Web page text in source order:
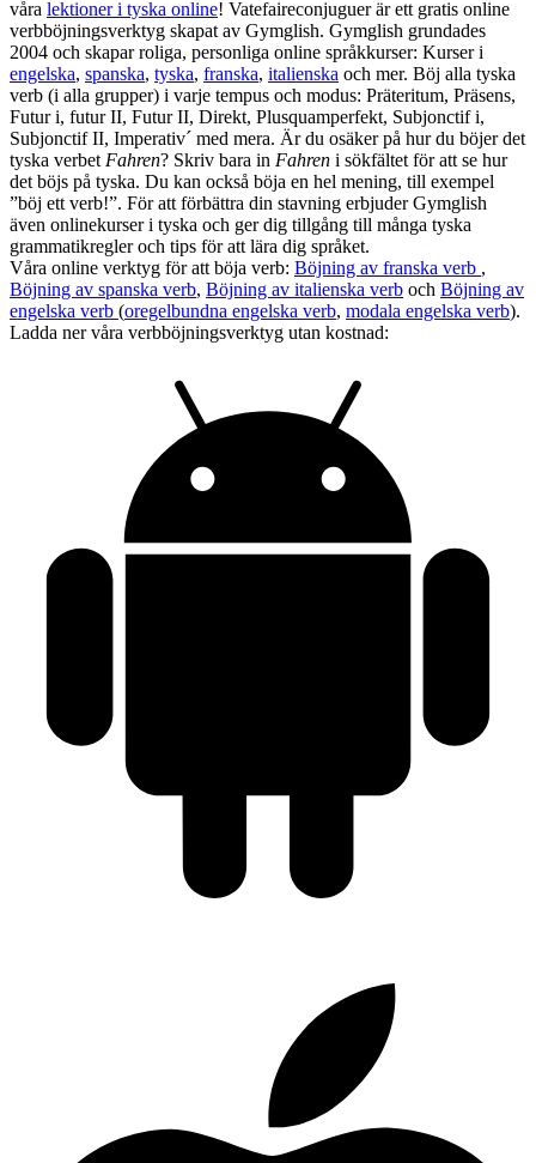
våra lektioner i tyska online! Vatefaireconjuguer är ett gratis online
verbböjningsverktyg skapat av Gymglish. Gymglish grundades
2004 och skapar roliga, personliga online språkkurser: Kurser i
engelska, spanska, tyska, franska, italienska och mer. Böj alla tyska
verb (i alla grupper) i varje tempus och modus: Präteritum, Präsens,
Futur i, futur II, Futur II, Direkt, Plusquamperfekt, Subjonctif i,
Subjonctif II, Imperativ´ med mera. Är du osäker på hur du böjer det
tyska verbet Fahren? Skriv bara in Fahren i sökfältet för att se hur
det böjs på tyska. Du kan också böja en hel mening, till exempel
”böj ett verb!”. För att förbättra din stavning erbjuder Gymglish
även onlinekurser i tyska och ger dig tillgång till många tyska
grammatikregler och tips för att lära dig språket.
Våra online verktyg för att böja verb: Böjning av franska verb ,
Böjning av spanska verb, Böjning av italienska verb och Böjning av
engelska verb (oregelbundna engelska verb, modala engelska verb).
Ladda ner våra verbböjningsverktyg utan kostnad: